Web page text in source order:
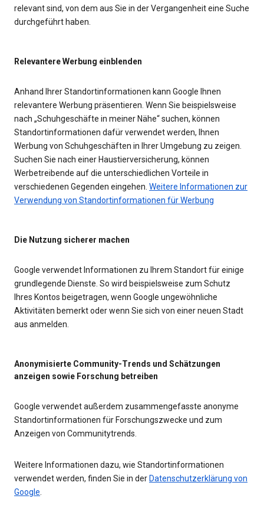
relevant sind, von dem aus Sie in der Vergangenheit eine Suche
durchgeführt haben.
Relevantere Werbung einblenden
Anhand Ihrer Standortinformationen kann Google Ihnen
relevantere Werbung präsentieren. Wenn Sie beispielsweise
nach „Schuhgeschäfte in meiner Nähe“ suchen, können
Standortinformationen dafür verwendet werden, Ihnen
Werbung von Schuhgeschäften in Ihrer Umgebung zu zeigen.
Suchen Sie nach einer Haustierversicherung, können
Werbetreibende auf die unterschiedlichen Vorteile in
verschiedenen Gegenden eingehen. Weitere Informationen zur
Verwendung von Standortinformationen für Werbung
Die Nutzung sicherer machen
Google verwendet Informationen zu Ihrem Standort für einige
grundlegende Dienste. So wird beispielsweise zum Schutz
Ihres Kontos beigetragen, wenn Google ungewöhnliche
Aktivitäten bemerkt oder wenn Sie sich von einer neuen Stadt
aus anmelden.
Anonymisierte Community-Trends und Schätzungen
anzeigen sowie Forschung betreiben
Google verwendet außerdem zusammengefasste anonyme
Standortinformationen für Forschungszwecke und zum
Anzeigen von Communitytrends.
Weitere Informationen dazu, wie Standortinformationen
verwendet werden, finden Sie in der Datenschutzerklärung von
Google